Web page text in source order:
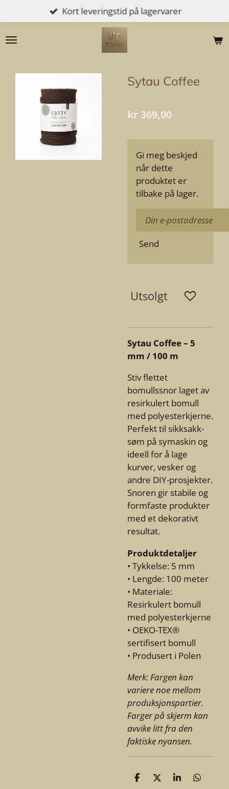
til
hovedinnhold
Kort leveringstid på lagervarer
Sytau Coffee
kr 369,00
Gi meg beskjed
når dette
produktet er
tilbake på lager.
Send
Utsolgt
Sytau Coffee – 5
mm / 100 m
Stiv flettet
bomullssnor laget av
resirkulert bomull
med polyesterkjerne.
Perfekt til sikksakk-
søm på symaskin og
ideell for å lage
kurver, vesker og
andre DIY-prosjekter.
Snoren gir stabile og
formfaste produkter
med et dekorativt
resultat.
Produktdetaljer
• Tykkelse: 5 mm
• Lengde: 100 meter
• Materiale:
Resirkulert bomull
med polyesterkjerne
• OEKO-TEX®
sertifisert bomull
• Produsert i Polen
Merk: Fargen kan
variere noe mellom
produksjonspartier.
Farger på skjerm kan
avvike litt fra den
faktiske nyansen.
D
D
D
D